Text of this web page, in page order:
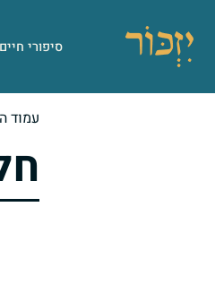
סיפורי
עמוד